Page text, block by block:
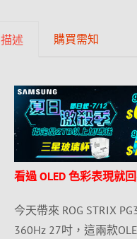
描述 購買需知
看過 OLED 色彩表現就
今天帶來 ROG STRIX
360Hz 27吋，這兩款